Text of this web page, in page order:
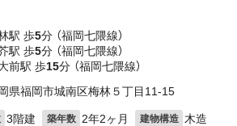
駅 歩5分 （福岡七隈線）
駅 歩5分 （福岡七隈線）
前駅 歩15分 （福岡七隈線）
県福岡市城南区梅林５丁目11-15
3階建 築年数 2年2ヶ月 建物構造 木造